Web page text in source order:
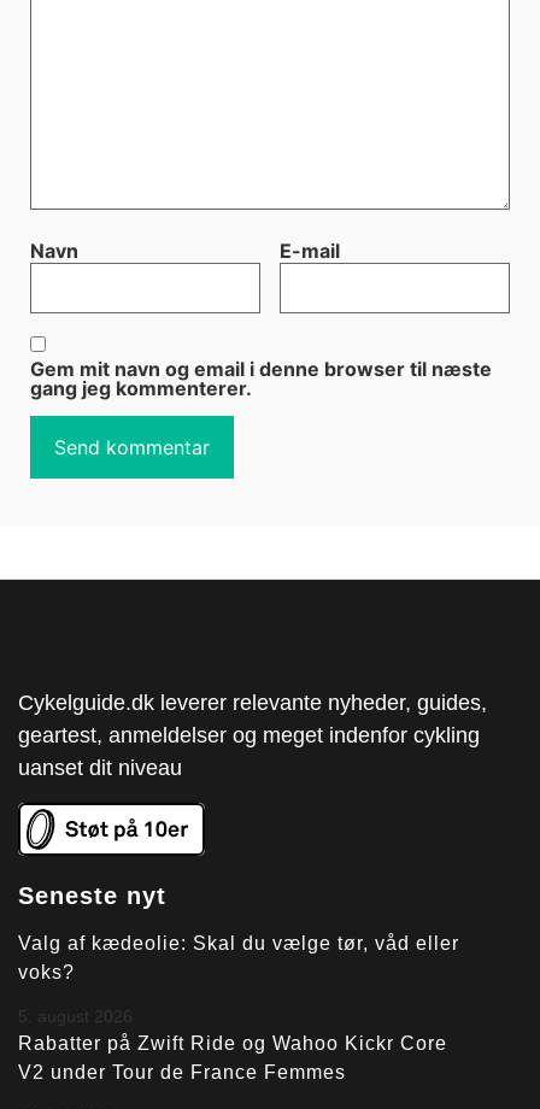
Navn E-mail
Gem mit navn og email i denne browser til næste
gang jeg kommenterer.
Cykelguide.dk leverer relevante nyheder, guides,
geartest, anmeldelser og meget indenfor cykling
uanset dit niveau
Seneste nyt
Valg af kædeolie: Skal du vælge tør, våd eller
voks?
5. august 2026
Rabatter på Zwift Ride og Wahoo Kickr Core
V2 under Tour de France Femmes